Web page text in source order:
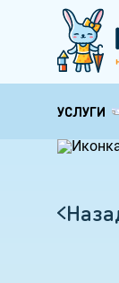
УСЛУГИ
Няни